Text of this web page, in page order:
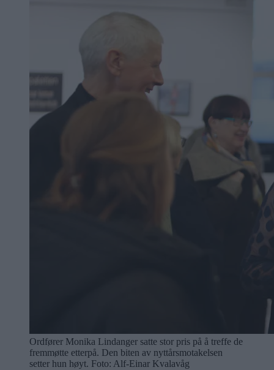
Ordfører Monika Lindanger satte stor pris på å treffe de
fremmøtte etterpå. Den biten av nyttårsmotakelsen
setter hun høyt. Foto: Alf-Einar Kvalavåg